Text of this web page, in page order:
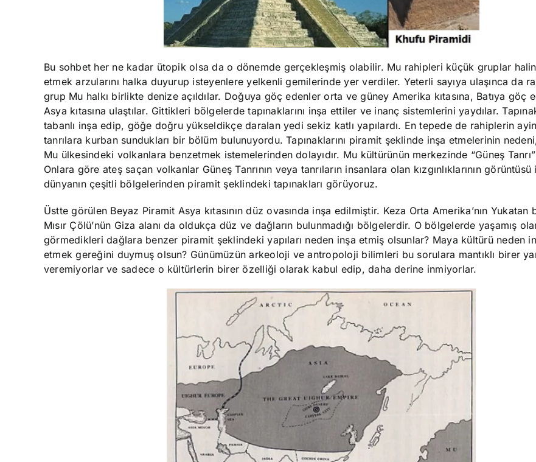
Bu sohbet her ne kadar ütopik olsa da o dönemde gerçekleşmiş olabilir. Mu rahipleri küçük gruplar
etmek arzularını halka duyurup isteyenlere yelkenli gemilerinde yer verdiler. Yeterli sayıya ulaşınca da
grup Mu halkı birlikte denize açıldılar. Doğuya göç edenler orta ve güney Amerika kıtasına, Batıya göç
Asya kıtasına ulaştılar. Gittikleri bölgelerde tapınaklarını inşa ettiler ve inanç sistemlerini yaydılar.
tabanlı inşa edip, göğe doğru yükseldikçe daralan yedi sekiz katlı yapılardı. En tepede de rahiplerin
tanrılara kurban sundukları bir bölüm bulunuyordu. Tapınaklarını piramit şeklinde inşa etmelerinin
Mu ülkesindeki volkanlara benzetmek istemelerinden dolayıdır. Mu kültürünün merkezinde “Güneş
Onlara göre ateş saçan volkanlar Güneş Tanrının veya tanrıların insanlara olan kızgınlıklarının
dünyanın çeşitli bölgelerinden piramit şeklindeki tapınakları görüyoruz.
Üstte görülen Beyaz Piramit Asya kıtasının düz ovasında inşa edilmiştir. Keza Orta Amerika’nın Yukatan
Mısır Çölü’nün Giza alanı da oldukça düz ve dağların bulunmadığı bölgelerdir. O bölgelerde yaşamış
görmedikleri dağlara benzer piramit şeklindeki yapıları neden inşa etmiş olsunlar? Maya kültürü neden
etmek gereğini duymuş olsun? Günümüzün arkeoloji ve antropoloji bilimleri bu sorulara mantıklı birer
veremiyorlar ve sadece o kültürlerin birer özelliği olarak kabul edip, daha derine inmiyorlar.